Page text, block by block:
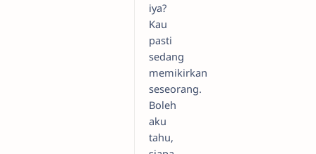
iya?
Kau
pasti
sedang
memikirkan
seseorang.
Boleh
aku
tahu,